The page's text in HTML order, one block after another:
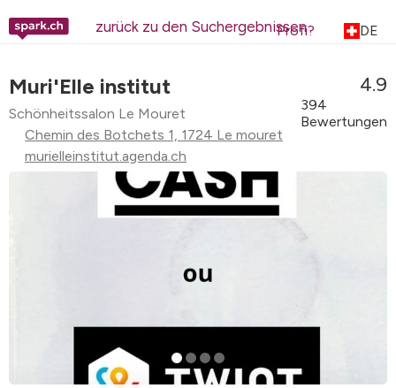
zurück zu den Suchergebnissen
Profi? DE
Muri'Elle institut
Schönheitssalon Le Mouret
Chemin des Botchets 1, 1724 Le mouret
murielleinstitut.agenda.ch
4.9
394
Bewertungen